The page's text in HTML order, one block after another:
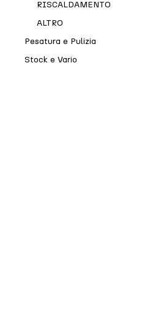
RISCALDAMENTO
ALTRO
Pesatura e Pulizia
Stock e Vario